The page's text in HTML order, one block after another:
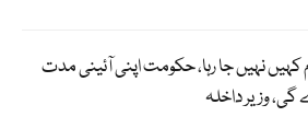
کہیں نہیں جا رہا، حکومت اپنی آئینی مدت
وزیر داخلہ